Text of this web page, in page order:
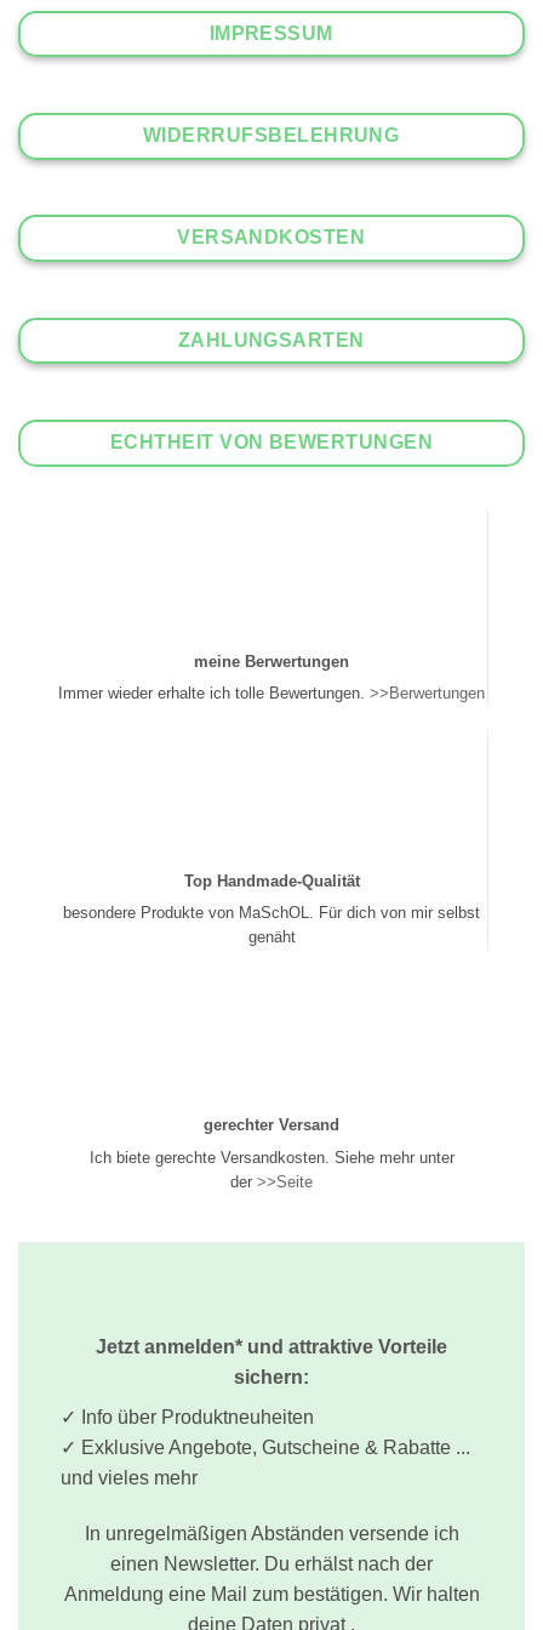
IMPRESSUM
WIDERRUFSBELEHRUNG
VERSANDKOSTEN
ZAHLUNGSARTEN
ECHTHEIT VON BEWERTUNGEN
meine Berwertungen
Immer wieder erhalte ich tolle Bewertungen. >>Berwertungen
Top Handmade-Qualität
besondere Produkte von MaSchOL. Für dich von mir selbst
genäht
gerechter Versand
Ich biete gerechte Versandkosten. Siehe mehr unter
der >>Seite
Jetzt anmelden* und attraktive Vorteile
sichern:
✓ Info über Produktneuheiten
✓ Exklusive Angebote, Gutscheine & Rabatte ...
und vieles mehr
In unregelmäßigen Abständen versende ich
einen Newsletter. Du erhälst nach der
Anmeldung eine Mail zum bestätigen. Wir halten
deine Daten privat .